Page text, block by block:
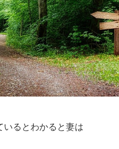
いるとわかると妻は